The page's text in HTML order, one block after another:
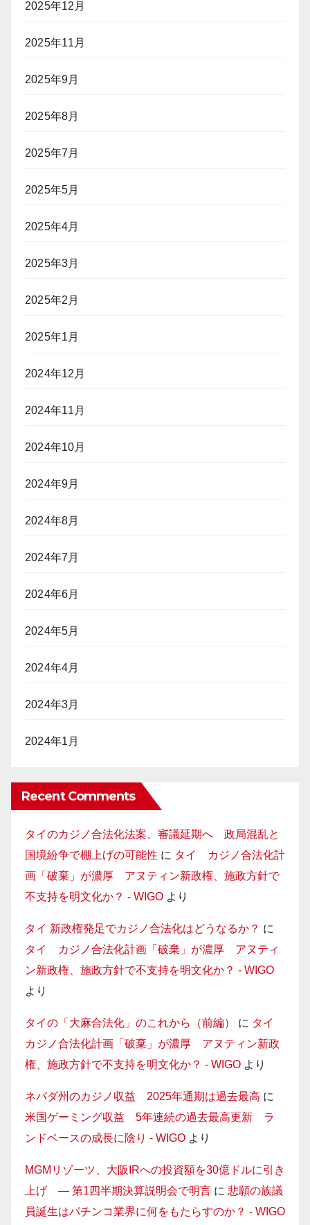
2025年12月
2025年11月
2025年9月
2025年8月
2025年7月
2025年5月
2025年4月
2025年3月
2025年2月
2025年1月
2024年12月
2024年11月
2024年10月
2024年9月
2024年8月
2024年7月
2024年6月
2024年5月
2024年4月
2024年3月
2024年1月
Recent Comments
タイのカジノ合法化法案、審議延期へ 政局混乱と
国境紛争で棚上げの可能性 に タイ カジノ合法化計
画「破棄」が濃厚 アヌティン新政権、施政方針で
不支持を明文化か？ - WIGO より
タイ 新政権発足でカジノ合法化はどうなるか？ に
タイ カジノ合法化計画「破棄」が濃厚 アヌティ
ン新政権、施政方針で不支持を明文化か？ - WIGO
より
タイの「大麻合法化」のこれから（前編） に タイ
カジノ合法化計画「破棄」が濃厚 アヌティン新政
権、施政方針で不支持を明文化か？ - WIGO より
ネバダ州のカジノ収益 2025年通期は過去最高 に
米国ゲーミング収益 5年連続の過去最高更新 ラ
ンドベースの成長に陰り - WIGO より
MGMリゾーツ、大阪IRへの投資額を30億ドルに引き
上げ — 第1四半期決算説明会で明言 に 悲願の族議
員誕生はパチンコ業界に何をもたらすのか？ - WIGO